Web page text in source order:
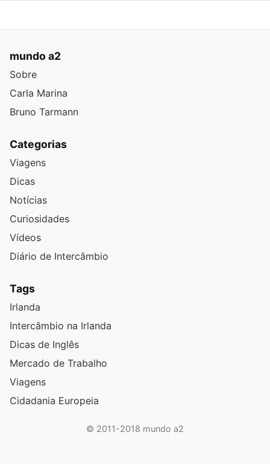
mundo a2
Sobre
Carla Marina
Bruno Tarmann
Categorias
Viagens
Dicas
Notícias
Curiosidades
Vídeos
Diário de Intercâmbio
Tags
Irlanda
Intercâmbio na Irlanda
Dicas de Inglês
Mercado de Trabalho
Viagens
Cidadania Europeia
© 2011-2018 mundo a2